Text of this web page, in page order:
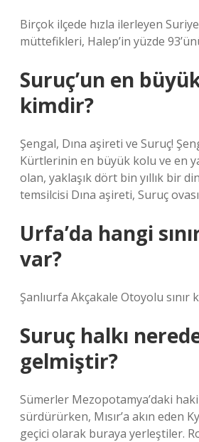
Birçok ilçede hızla ilerleyen
müttefikleri, Halep’in yüzde
Suruç’un en
kimdir?
Şengal, Dına aşireti ve Suruç!
Kürtlerinin en büyük kolu ve en
olan, yaklaşık dört bin yıllık bir
temsilcisi Dına aşireti, Suruç
Urfa’da hangi
var?
Şanlıurfa Akçakale Otoyolu sınır
Suruç halkı
gelmiştir?
Sümerler Mezopotamya’daki
sürdürürken, Mısır’a akın eden
geçici olarak buraya yerleştiler.